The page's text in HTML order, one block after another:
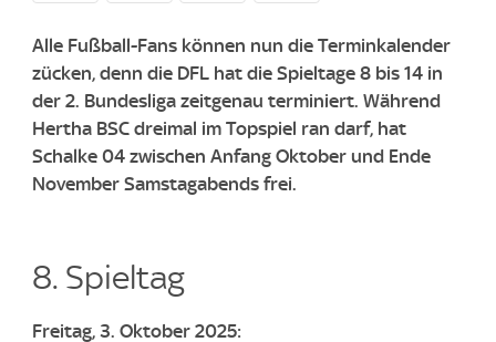
Alle Fußball-Fans können nun die Terminkalender
zücken, denn die DFL hat die Spieltage 8 bis 14 in
der 2. Bundesliga zeitgenau terminiert. Während
Hertha BSC dreimal im Topspiel ran darf, hat
Schalke 04 zwischen Anfang Oktober und Ende
November Samstagabends frei.
8. Spieltag
Freitag, 3. Oktober 2025: